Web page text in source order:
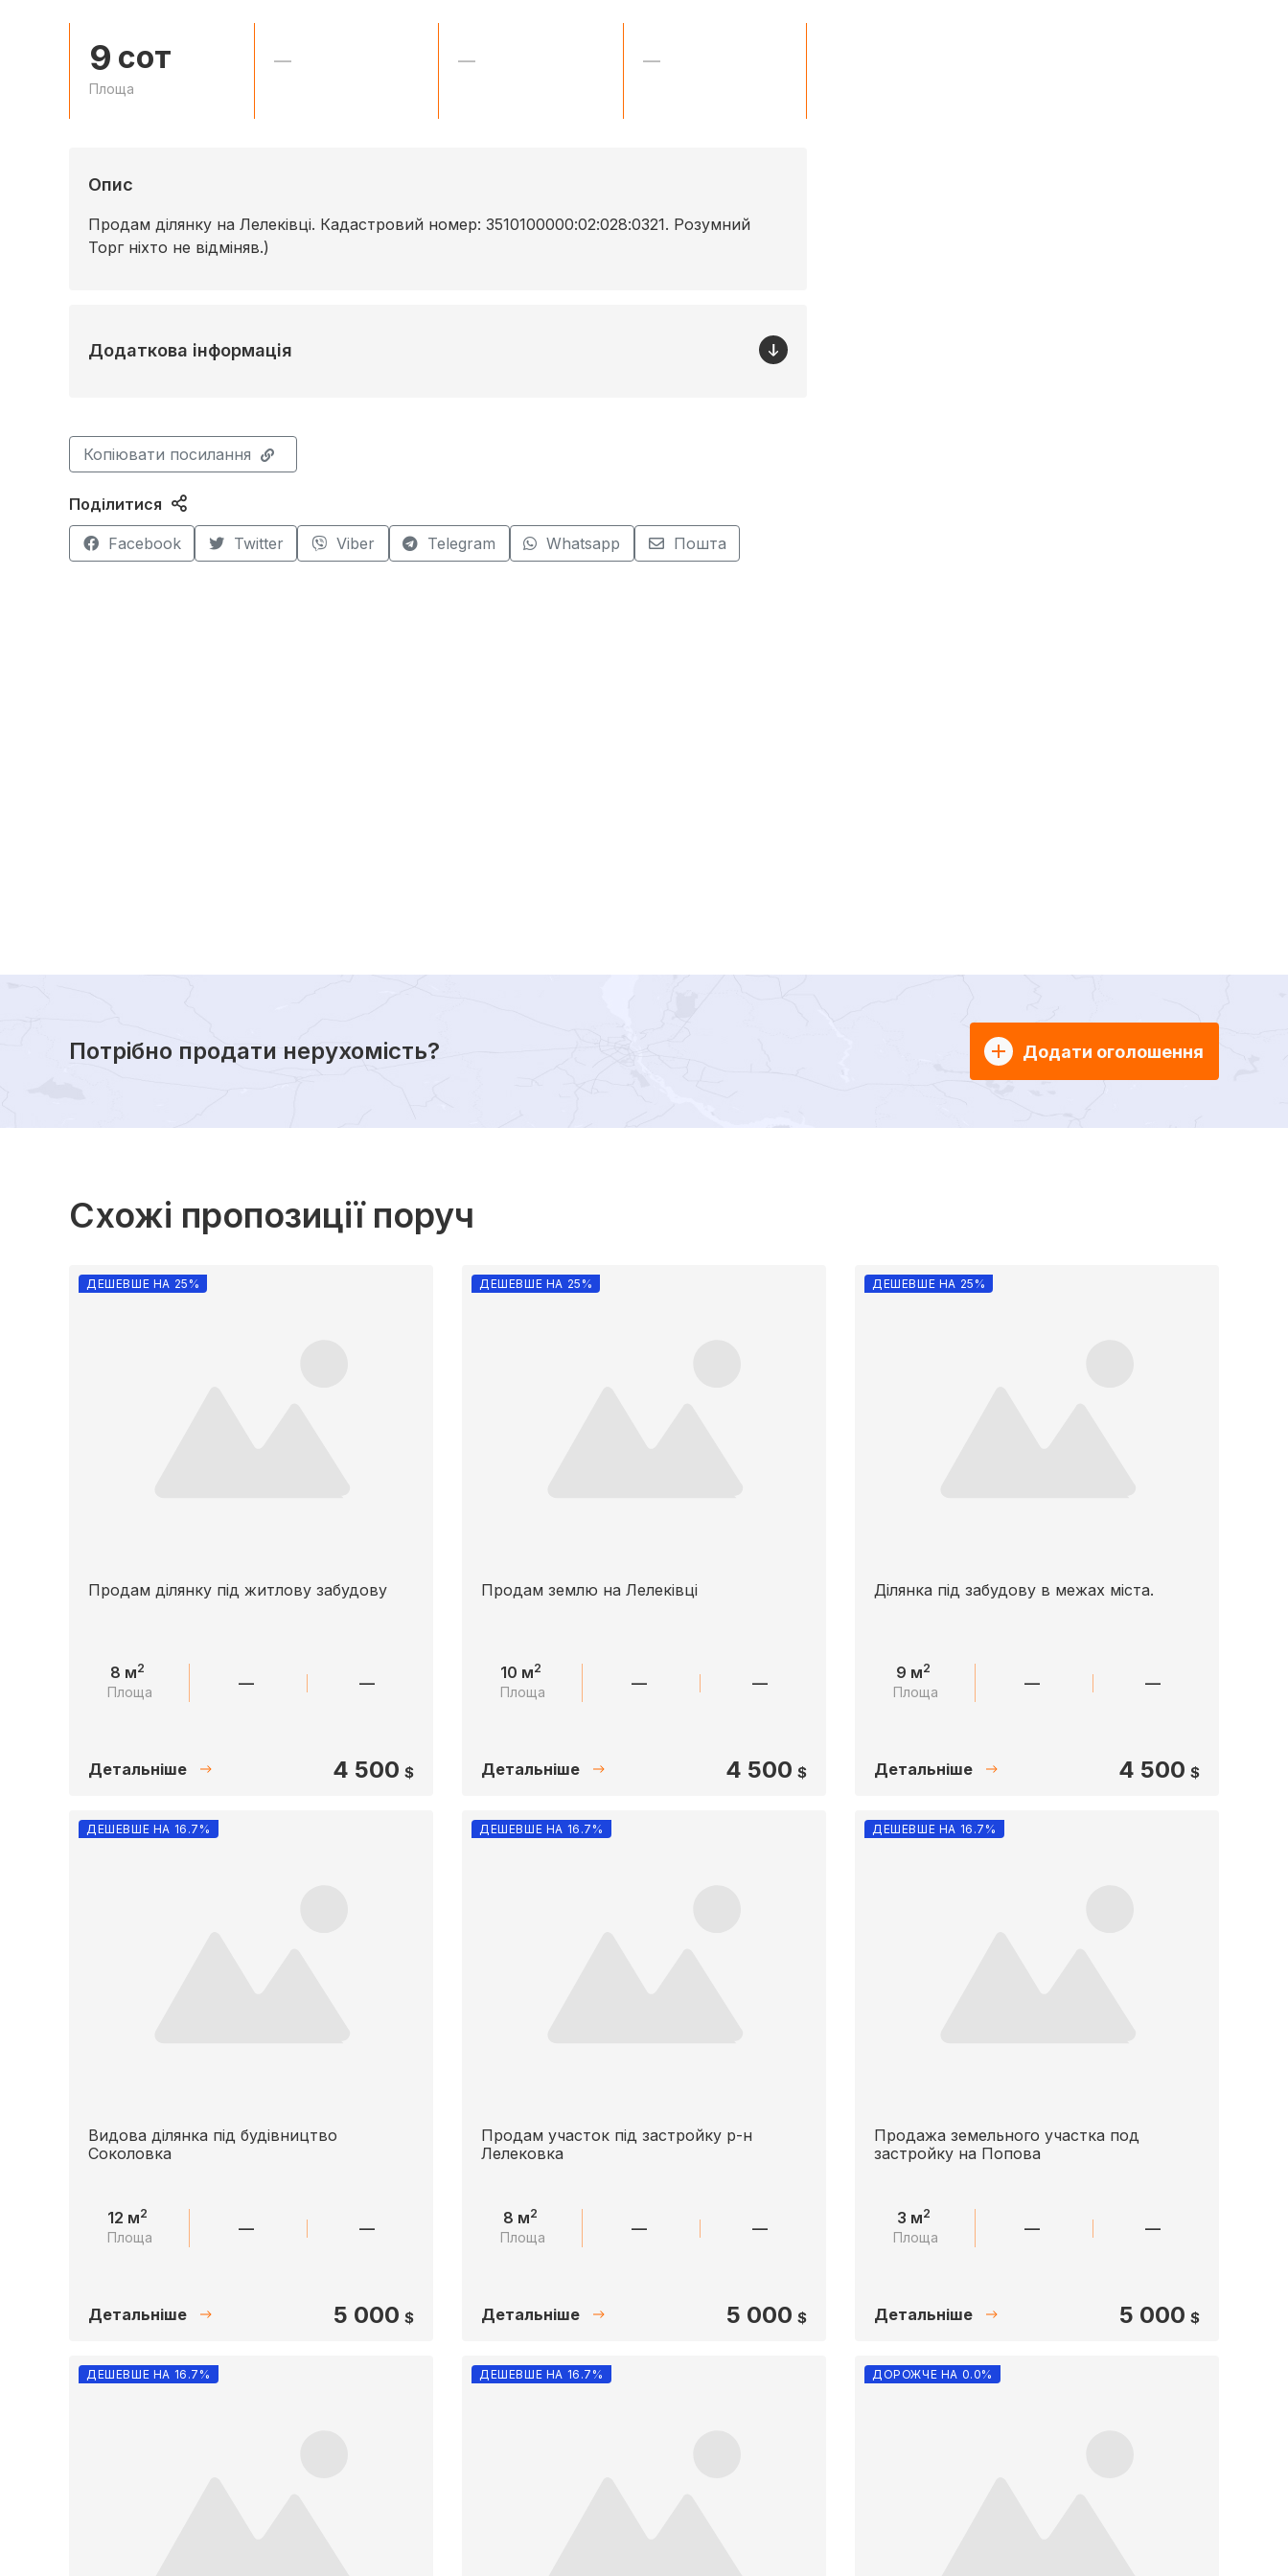
9 сот
Площа
— — —
Опис
Продам ділянку на Лелеківці. Кадастровий номер: 3510100000:02:028:0321. Розумний
Торг ніхто не відміняв.)
Додаткова інформація
Копіювати посилання
Поділитися
Facebook Twitter Viber Telegram Whatsapp Пошта
Потрібно продати нерухомість? Додати оголошення
Схожі пропозиції поруч
ДЕШЕВШЕ НА 25%
Продам ділянку під житлову забудову
8 м2
Площа — —
Детальніше 4 500 $
ДЕШЕВШЕ НА 25%
Продам землю на Лелеківці
10 м2
Площа — —
Детальніше 4 500 $
ДЕШЕВШЕ НА 25%
Ділянка під забудову в межах міста.
9 м2
Площа — —
Детальніше 4 500 $
ДЕШЕВШЕ НА 16.7%
Видова ділянка під будівництво
Соколовка
12 м2
Площа — —
Детальніше 5 000 $
ДЕШЕВШЕ НА 16.7%
Продам участок під застройку р-н
Лелековка
8 м2
Площа — —
Детальніше 5 000 $
ДЕШЕВШЕ НА 16.7%
Продажа земельного участка под
застройку на Попова
3 м2
Площа — —
Детальніше 5 000 $
ДЕШЕВШЕ НА 16.7% ДЕШЕВШЕ НА 16.7% ДОРОЖЧЕ НА 0.0%